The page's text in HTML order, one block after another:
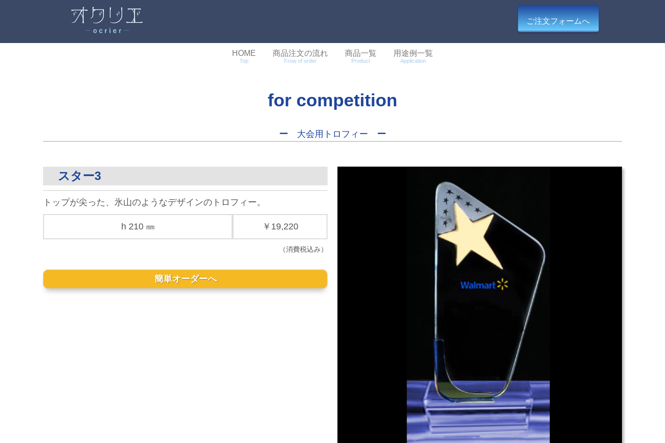
ご注文フォームへ
HOME
Top
商品注文の流れ
Frow of order
商品一覧
Product
用途例一覧
Application
for competition
ー 大会用トロフィー ー
スター3
トップが尖った、氷山のようなデザインのトロフィー。
h 210 ㎜ ￥19,220
（消費税込み）
簡単オーダーへ